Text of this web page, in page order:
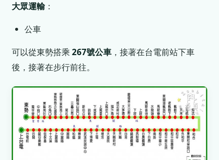
大眾運輸：
公車
可以從東勢搭乘 267號公車 ，接著在台電前站下車
後，接著在步行前往。